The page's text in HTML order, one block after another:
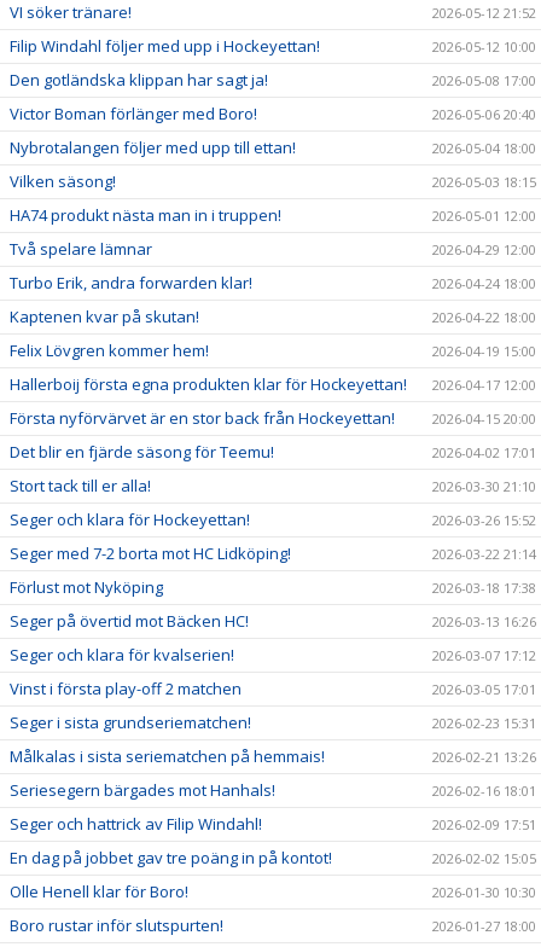
VI söker tränare! 2026-05-12 21:52
Filip Windahl följer med upp i Hockeyettan! 2026-05-12 10:00
Den gotländska klippan har sagt ja! 2026-05-08 17:00
Victor Boman förlänger med Boro! 2026-05-06 20:40
Nybrotalangen följer med upp till ettan! 2026-05-04 18:00
Vilken säsong! 2026-05-03 18:15
HA74 produkt nästa man in i truppen! 2026-05-01 12:00
Två spelare lämnar 2026-04-29 12:00
Turbo Erik, andra forwarden klar! 2026-04-24 18:00
Kaptenen kvar på skutan! 2026-04-22 18:00
Felix Lövgren kommer hem! 2026-04-19 15:00
Hallerboij första egna produkten klar för Hockeyettan! 2026-04-17 12:00
Första nyförvärvet är en stor back från Hockeyettan! 2026-04-15 20:00
Det blir en fjärde säsong för Teemu! 2026-04-02 17:01
Stort tack till er alla! 2026-03-30 21:10
Seger och klara för Hockeyettan! 2026-03-26 15:52
Seger med 7-2 borta mot HC Lidköping! 2026-03-22 21:14
Förlust mot Nyköping 2026-03-18 17:38
Seger på övertid mot Bäcken HC! 2026-03-13 16:26
Seger och klara för kvalserien! 2026-03-07 17:12
Vinst i första play-off 2 matchen 2026-03-05 17:01
Seger i sista grundseriematchen! 2026-02-23 15:31
Målkalas i sista seriematchen på hemmais! 2026-02-21 13:26
Seriesegern bärgades mot Hanhals! 2026-02-16 18:01
Seger och hattrick av Filip Windahl! 2026-02-09 17:51
En dag på jobbet gav tre poäng in på kontot! 2026-02-02 15:05
Olle Henell klar för Boro! 2026-01-30 10:30
Boro rustar inför slutspurten! 2026-01-27 18:00